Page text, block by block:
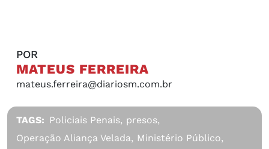
POR
MATEUS FERREIRA
mateus.ferreira@diariosm.com.br
TAGS: Policiais Penais, presos,
Operação Aliança Velada, Ministério Público,